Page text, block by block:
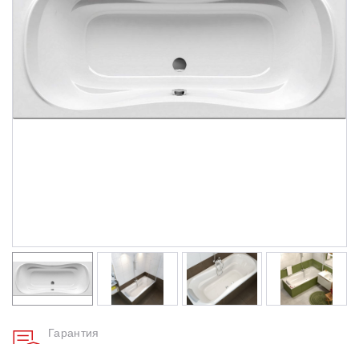
Поддоны для душа
Полотенцесушители
Средства ухода
Гарантия